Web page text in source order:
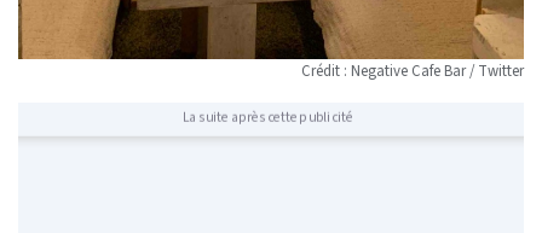
Crédit : Negative Cafe Bar / Twitter
La suite après cette publicité